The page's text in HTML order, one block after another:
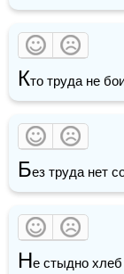
Кто труда не
Без труда нет
Не стыдно